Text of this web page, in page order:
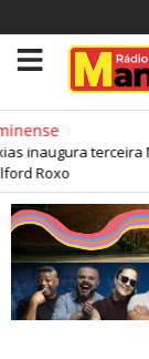
inaugura terceira
Roxo